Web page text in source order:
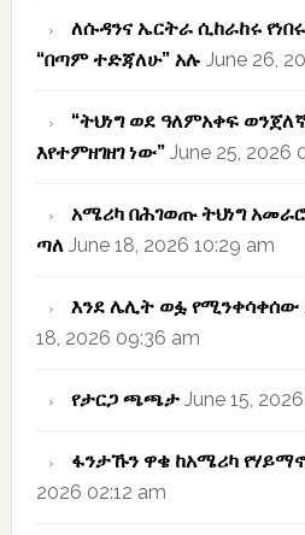
ለሱዳንና ኤርትራ ሲከራከሩ
“በጣም ተድጃለሁ” አሉ June 26,
“ትህነግ ወደ ዓለምአቀፍ
እየተምዘገዘገ ነው” June 25, 2026
አሜሪካ በሕገወጡ ትህነግ
ጣለ June 18, 2026 10:29 am
እንደ ሌሊት ወፏ
18, 2026 09:36 am
የታርጋ ጫጫታ June 15,
ፋንታኹን ዋቄ ከአሜሪካ
2026 02:12 am